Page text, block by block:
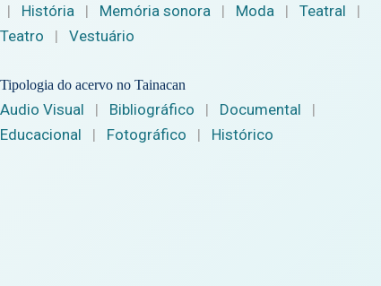
|
História | Memória sonora | Moda | Teatral
|
Teatro
| Vestuário
Tipologia do acervo no Tainacan
Audio Visual | Bibliográfico | Documental
|
Educacional
| Fotográfico | Histórico